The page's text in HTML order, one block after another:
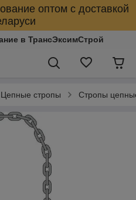
оптом с доставкой
в ТрансЭксимСтрой
Цепные стропы Стропы